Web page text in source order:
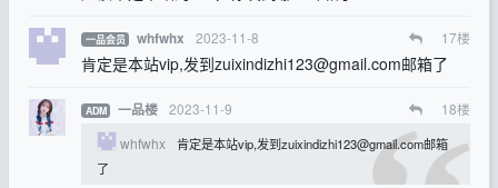
一品会员 whfwhx 2023-11-8 17楼
肯定是本站vip,发到zuixindizhi123@gmail.com邮箱了
ADM 一品楼 2023-11-9 18楼
whfwhx
肯定是本站vip,发到zuixindizhi123@gmail.com邮箱
了